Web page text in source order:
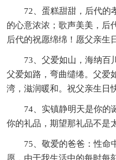
72、蛋糕甜甜，后代的
的心意浓浓；歌声美美，后
后代的祝愿绵绵！愿父亲生
73、父爱如山，海纳百
父爱如路，弯曲缱绻。父爱
湾，滋润暖和。祝父亲生日
74、实镇静明天是你的
你的礼品，期望那礼品不是
75、敬爱的爸爸：性命
愿，由于我生活中的每时每